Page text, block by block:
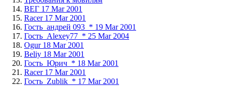
ВЕГ 17 Mar 2001
Racer 17 Mar 2001
Гость_андрей 093_* 19 Mar 2001
Гость_Alexey77_* 25 Mar 2004
Ogur 18 Mar 2001
Beliy 18 Mar 2001
Гость_Юрич_* 18 Mar 2001
Racer 17 Mar 2001
Гость_Zublik_* 17 Mar 2001